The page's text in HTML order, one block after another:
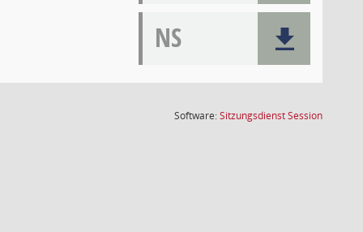
NS
Software:SitzungsdienstSession(Wird in